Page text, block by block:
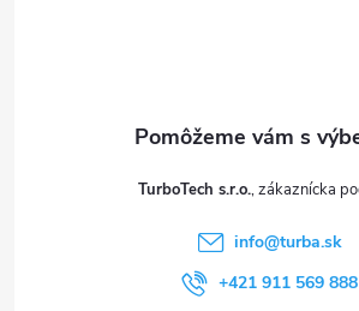
TurboTech s.r.o.
info@turba.sk
+421 911 569 888